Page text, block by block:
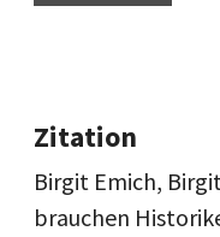
Zitation
Birgit Emich,
brauchen